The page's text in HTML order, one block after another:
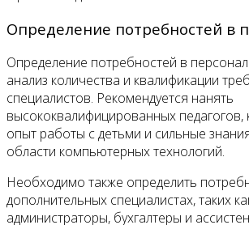
Определение потребностей в
Определение потребностей в
анализ количества и квалификации
специалистов. Рекомендуется нанять
высококвалифицированных
опыт работы с детьми и сильные
области компьютерных технологий.
Необходимо также определить
дополнительных специалистах, таких
администраторы, бухгалтеры и